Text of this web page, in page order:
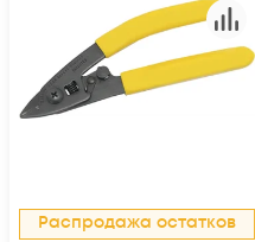
Распродажа остатков